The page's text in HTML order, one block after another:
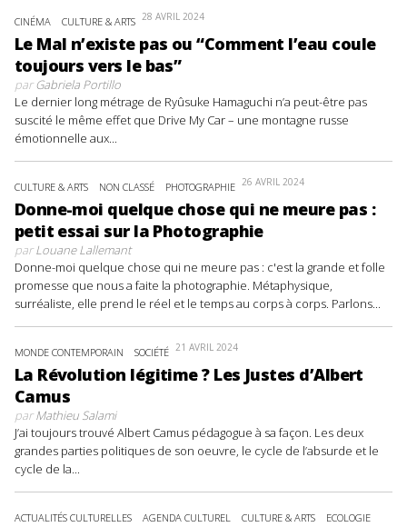
CINÉMA CULTURE & ARTS 28 AVRIL 2024
Le Mal n’existe pas ou “Comment l’eau coule
toujours vers le bas”
parGabriela Portillo
Le dernier long métrage de Ryûsuke Hamaguchi n’a peut-être pas
suscité le même effet que Drive My Car – une montagne russe
émotionnelle aux...
CULTURE & ARTS NON CLASSÉ PHOTOGRAPHIE 26 AVRIL 2024
Donne-moi quelque chose qui ne meure pas :
petit essai sur la Photographie
parLouane Lallemant
Donne-moi quelque chose qui ne meure pas : c'est la grande et folle
promesse que nous a faite la photographie. Métaphysique,
surréaliste, elle prend le réel et le temps au corps à corps. Parlons...
MONDE CONTEMPORAIN SOCIÉTÉ 21 AVRIL 2024
La Révolution légitime ? Les Justes d’Albert
Camus
parMathieu Salami
J’ai toujours trouvé Albert Camus pédagogue à sa façon. Les deux
grandes parties politiques de son oeuvre, le cycle de l’absurde et le
cycle de la...
ACTUALITÉS CULTURELLES AGENDA CULTUREL CULTURE & ARTS
ECOLOGIE